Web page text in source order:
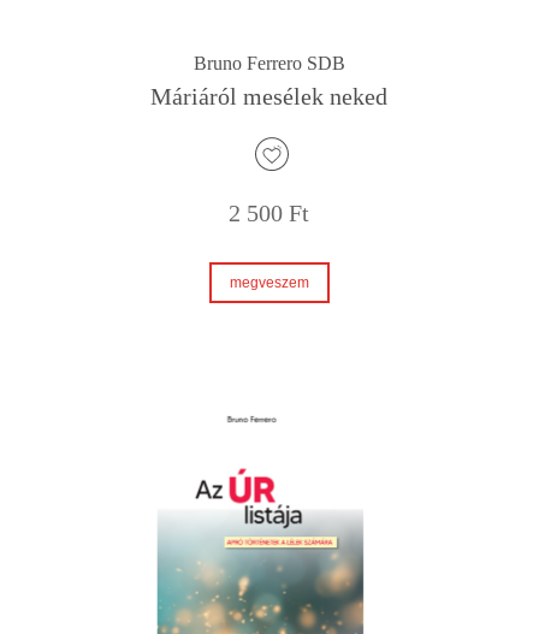
Bruno Ferrero SDB
Máriáról mesélek neked
2 500Ft
megveszem